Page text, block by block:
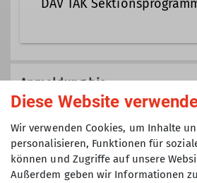
Qualifikationen
Ämter
Ausbilderin
DAV TAK
nicht einer speziellen
(Senioren, Klettertreff,
Anmeldung bis
Maximale Teilnehmeranzahl
Diese Website
Wir verwenden Cookies, um Inhalte
personalisieren, Funktionen für
können und Zugriffe auf unsere
Außerdem geben wir Informationen